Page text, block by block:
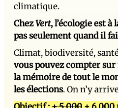
climatique.
ChezVert, l’écologie est
pas seulement quand il
Climat, biodiversité,
vous pouvez compter
la mémoire de tout le
les élections. On n’y